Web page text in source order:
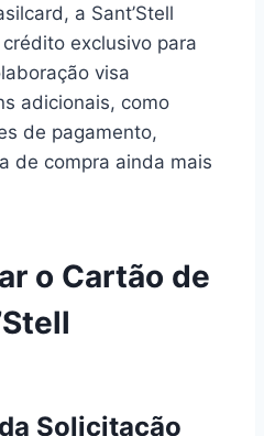
a Sant’Stell
exclusivo para
visa
adicionais, como
de pagamento,
de compra ainda mais
o Cartão de
Solicitação